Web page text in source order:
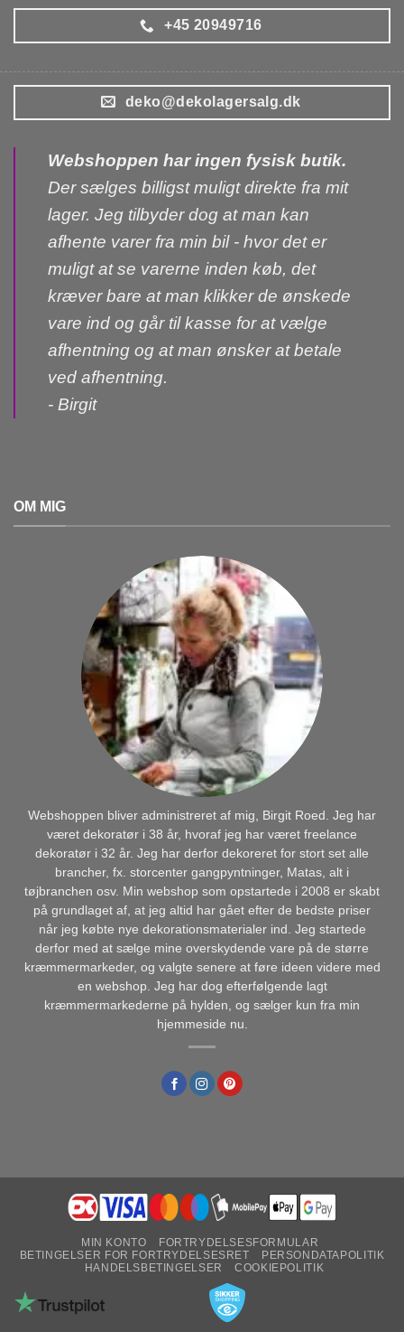
+45 20949716
deko@dekolagersalg.dk
Webshoppen har ingen fysisk butik.
Der sælges billigst muligt direkte fra mit
lager. Jeg tilbyder dog at man kan
afhente varer fra min bil - hvor det er
muligt at se varerne inden køb, det
kræver bare at man klikker de ønskede
vare ind og går til kasse for at vælge
afhentning og at man ønsker at betale
ved afhentning.
- Birgit
OM MIG
Webshoppen bliver administreret af mig, Birgit Roed. Jeg har
været dekoratør i 38 år, hvoraf jeg har været freelance
dekoratør i 32 år. Jeg har derfor dekoreret for stort set alle
brancher, fx. storcenter gangpyntninger, Matas, alt i
tøjbranchen osv. Min webshop som opstartede i 2008 er skabt
på grundlaget af, at jeg altid har gået efter de bedste priser
når jeg købte nye dekorationsmaterialer ind. Jeg startede
derfor med at sælge mine overskydende vare på de større
kræmmermarkeder, og valgte senere at føre ideen videre med
en webshop. Jeg har dog efterfølgende lagt
kræmmermarkederne på hylden, og sælger kun fra min
hjemmeside nu.
MIN KONTO
FORTRYDELSESFORMULAR
BETINGELSER FOR FORTRYDELSESRET
PERSONDATAPOLITIK
HANDELSBETINGELSER
COOKIEPOLITIK